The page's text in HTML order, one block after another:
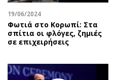
19/06/2024
Φωτιά στο Κορωπί: Στα
σπίτια οι φλόγες, ζημιές
σε επιχειρήσεις